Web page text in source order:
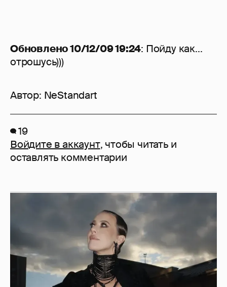
Обновлено 10/12/09 19:24: Пойду как...
отрошусь)))
Автор: NeStandart
19
Войдите в аккаунт, чтобы читать и
оставлять комментарии